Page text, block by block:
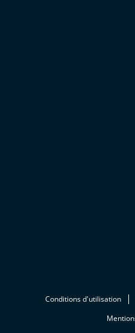
Conditions d'utilisation